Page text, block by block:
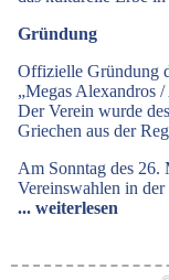
Gründung
Offizielle Gründung
„Megas Alexandros
Der Verein wurde
Griechen aus der
Am Sonntag des 26.
Vereinswahlen in
... weiterlesen